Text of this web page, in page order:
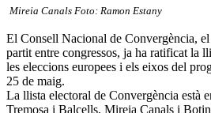
Mireia Canals Foto: Ramon Estany
El Consell Nacional de Convergència,
partit entre congressos, ja ha ratificat la
les eleccions europees i els eixos del
25 de maig.
La llista electoral de Convergència està
Tremosa i Balcells, Mireia Canals i